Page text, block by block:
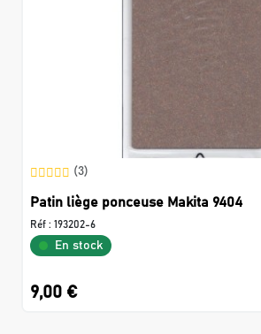
(3)
Patin liège ponceuse Makita 9404
Réf : 193202-6
En stock
9,00 €